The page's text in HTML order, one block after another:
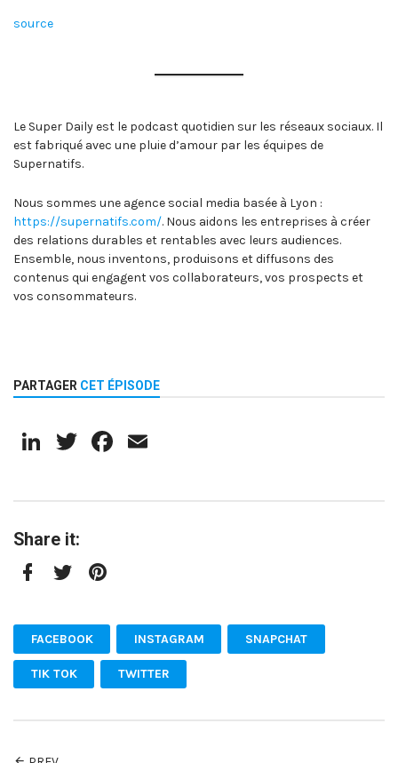
source
Le Super Daily est le podcast quotidien sur les réseaux sociaux. Il
est fabriqué avec une pluie d’amour par les équipes de
Supernatifs.
Nous sommes une agence social media basée à Lyon :
https://supernatifs.com/. Nous aidons les entreprises à créer
des relations durables et rentables avec leurs audiences.
Ensemble, nous inventons, produisons et diffusons des
contenus qui engagent vos collaborateurs, vos prospects et
vos consommateurs.
PARTAGER CET ÉPISODE
LinkedIn
TwitterFacebook
Share it:
FACEBOOK INSTAGRAM SNAPCHAT
TIK TOK TWITTER